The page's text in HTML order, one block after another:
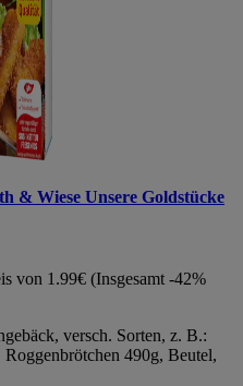
& Wiese Unsere Goldstücke
von 1.99€ (Insgesamt -42%
versch. Sorten, z. B.:
490g, Beutel,